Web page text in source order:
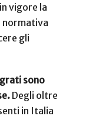
vigore la
normativa
gli
sono
Degli oltre
in Italia